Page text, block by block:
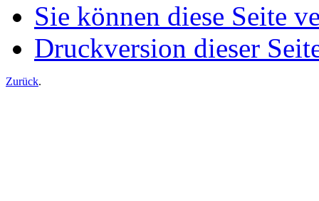
Sie können diese Seite
Druckversion dieser
Zurück.